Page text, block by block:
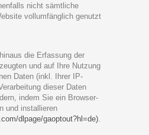
nicht sämtliche
vollumfänglich genutzt
die Erfassung der
und auf Ihre Nutzung
Daten (inkl. Ihrer IP-
dieser Daten
indem Sie ein Browser-
und installieren
dlpage/gaoptout?hl=de).